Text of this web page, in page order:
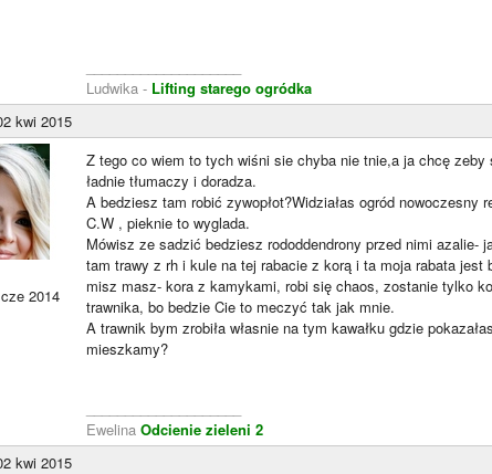
Ludwika - Lifting starego ogródka
kwi 2015
2014
Z tego co wiem to tych wiśni sie chyba nie tnie,a ja chcę
ładnie tłumaczy i doradza.
A bedziesz tam robić zywopłot?Widziałas ogród
C.W , pieknie to wyglada.
Mówisz ze sadzić bedziesz rododdendrony przed nimi azalie-
tam trawy z rh i kule na tej rabacie z korą i ta moja rabata
misz masz- kora z kamykami, robi się chaos, zostanie tylko
trawnika, bo bedzie Cie to meczyć tak jak mnie.
A trawnik bym zrobiła własnie na tym kawałku gdzie
mieszkamy?
Ewelina Odcienie zieleni 2
kwi 2015